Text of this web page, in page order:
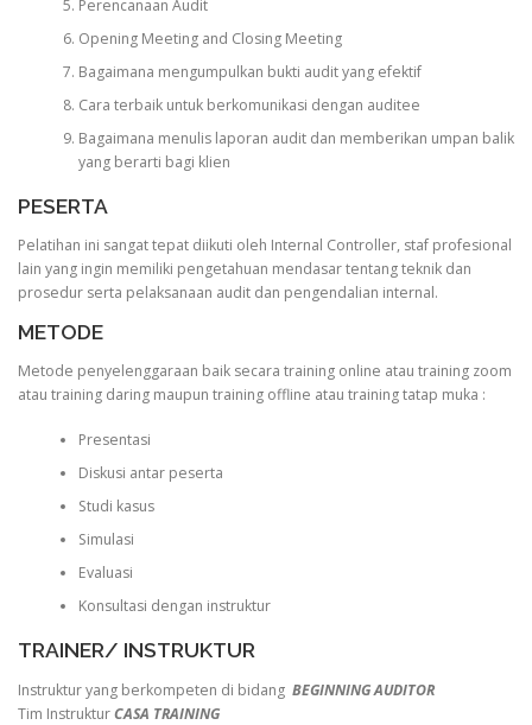
Perencanaan Audit
Opening Meeting and Closing Meeting
Bagaimana mengumpulkan bukti audit yang efektif
Cara terbaik untuk berkomunikasi dengan auditee
Bagaimana menulis laporan audit dan memberikan umpan balik
yang berarti bagi klien
PESERTA
Pelatihan ini sangat tepat diikuti oleh Internal Controller, staf profesional
lain yang ingin memiliki pengetahuan mendasar tentang teknik dan
prosedur serta pelaksanaan audit dan pengendalian internal.
METODE
Metode penyelenggaraan baik secara training online atau training zoom
atau training daring maupun training offline atau training tatap muka :
Presentasi
Diskusi antar peserta
Studi kasus
Simulasi
Evaluasi
Konsultasi dengan instruktur
TRAINER/ INSTRUKTUR
Instruktur yang berkompeten di bidang BEGINNING AUDITOR
Tim InstrukturCASA TRAINING